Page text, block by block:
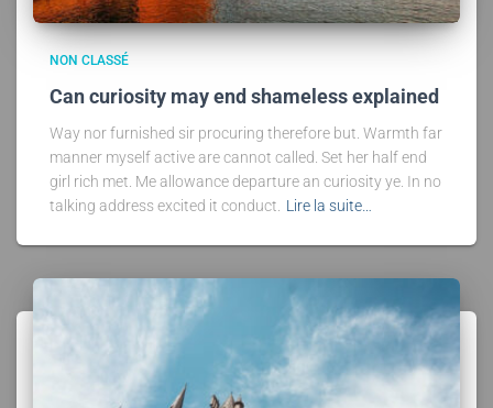
NON CLASSÉ
Can curiosity may end shameless explained
Way nor furnished sir procuring therefore but. Warmth far
manner myself active are cannot called. Set her half end
girl rich met. Me allowance departure an curiosity ye. In no
talking address excited it conduct.
Lire la suite…